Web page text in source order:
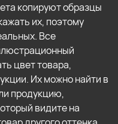
копируют образцы
их, поэтому
Все
цвет товара,
Их можно найти в
продукцию,
видите на